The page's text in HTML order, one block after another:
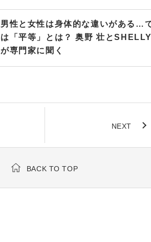
男性と女性は身体的な違いがある…
は「平等」とは？ 奥野 壮と
が専門家に聞く
NEXT
BACK TO TOP